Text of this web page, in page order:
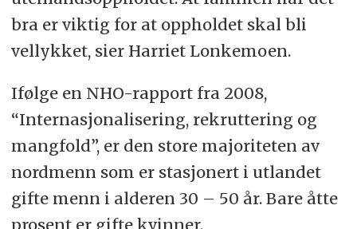
bra er viktig for at oppholdet skal bli
vellykket, sier Harriet Lonkemoen.
Ifølge en NHO-rapport fra 2008,
“Internasjonalisering, rekruttering og
mangfold”, er den store majoriteten av
nordmenn som er stasjonert i utlandet
gifte menn i alderen 30 – 50 år. Bare åtte
prosent er gifte kvinner.